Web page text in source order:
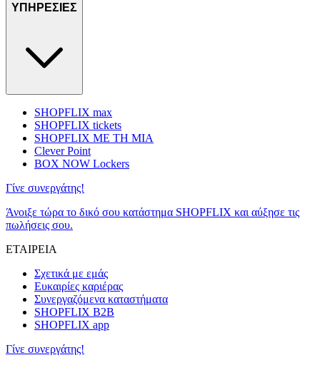
ΥΠΗΡΕΣΙΕΣ
SHOPFLIX max
SHOPFLIX tickets
SHOPFLIX ΜΕ ΤΗ ΜΙΑ
Clever Point
BOX NOW Lockers
Γίνε συνεργάτης!
Άνοιξε τώρα το δικό σου κατάστημα SHOPFLIX και αύξησε τις
πωλήσεις σου.
ΕΤΑΙΡΕΙΑ
Σχετικά με εμάς
Ευκαιρίες καριέρας
Συνεργαζόμενα καταστήματα
SHOPFLIX B2B
SHOPFLIX app
Γίνε συνεργάτης!